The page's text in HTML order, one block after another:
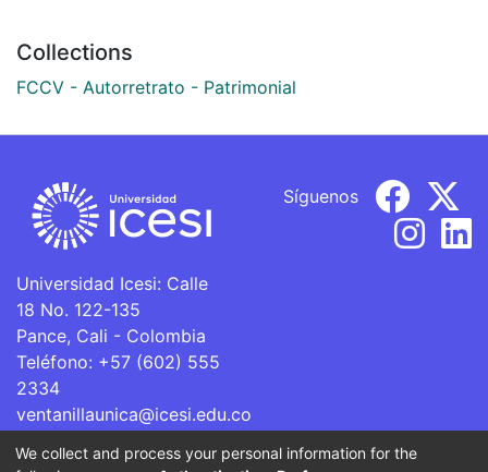
Collections
FCCV - Autorretrato - Patrimonial
Universidad Icesi: Calle
18 No. 122-135
Pance, Cali - Colombia
Teléfono: +57 (602) 555
2334
ventanillaunica@icesi.edu.co
Síguenos
La Universidad Icesi es una Institución de Educación
We collect and process your personal information for the